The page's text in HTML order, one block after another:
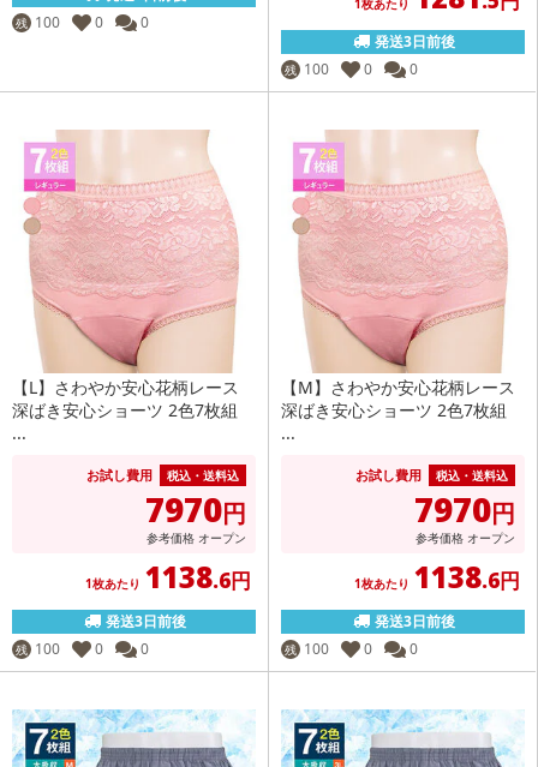
残 100 0 0
発送3日前後
残 100 0 0
【L】さわやか安心花柄レース
深ばき安心ショーツ 2色7枚組
...
お試し費用 税込・送料込
7970円
参考価格 オープン
1枚あたり 1138.6円
発送3日前後
残 100 0 0
【M】さわやか安心花柄レース
深ばき安心ショーツ 2色7枚組
...
お試し費用 税込・送料込
7970円
参考価格 オープン
1枚あたり 1138.6円
発送3日前後
残 100 0 0